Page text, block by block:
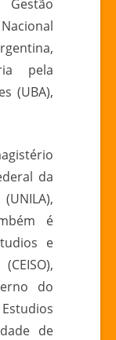
pela
(UBA),
da
é
e
do
de